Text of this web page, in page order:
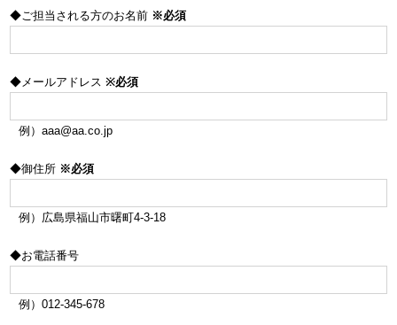
◆ご担当される方のお名前 ※必須
◆メールアドレス ※必須
例）aaa@aa.co.jp
◆御住所 ※必須
例）広島県福山市曙町4-3-18
◆お電話番号
例）012-345-678